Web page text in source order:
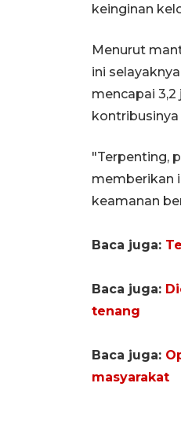
keinginan
Menurut
ini
mencapai
"Terpenting,
memberikan
keamanan
Baca juga:
Baca juga:
tenang
Baca juga:
masyarakat